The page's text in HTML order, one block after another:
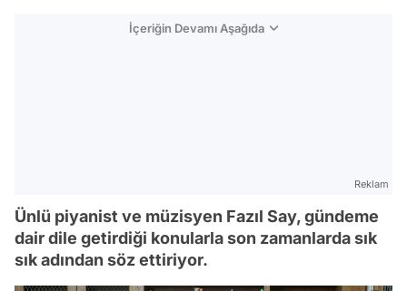
İçeriğin Devamı Aşağıda
Reklam
Ünlü piyanist ve müzisyen Fazıl Say, gündeme
dair dile getirdiği konularla son zamanlarda sık
sık adından söz ettiriyor.